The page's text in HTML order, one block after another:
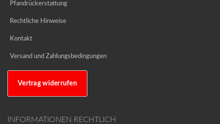
Pfandrückerstattung
Rechtliche Hinweise
Kontakt
Versand und Zahlungsbedingungen
Vertrag widerrufen
INFORMATIONEN RECHTLICH